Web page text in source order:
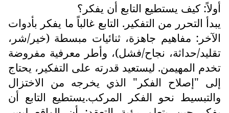
أولاً: كيف يستطيع التابع أن يفكر؟
يبدأ التحرر من التفكير. التابع غالباً ما يفكر بأدوات
الآخر: مفاهيم جاهزة، ثنائيات مبسطة (خير/شر،
تقليد/حداثة، نجاح/فشل)، وأطر معرفية مفروضة
تخدم المهيمن. ليستعيد قدرته على التفكير، يحتاج
إلى "إصلاح الفكر" الذي يخرجه من الاختزال
والتبسيط نحو الفكر المركب.يستطيع التابع أن